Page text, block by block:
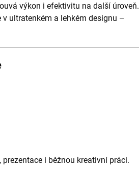
výkon i efektivitu na další úroveň.
ultratenkém a lehkém designu –
i běžnou kreativní práci.